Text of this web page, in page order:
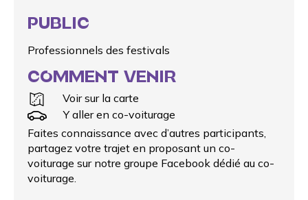
PUBLIC
Professionnels des festivals
COMMENT VENIR
Voir sur la carte
Y aller en co-voiturage
Faites connaissance avec d’autres participants,
partagez votre trajet en proposant un co-
voiturage sur notre groupe Facebook dédié au co-
voiturage.